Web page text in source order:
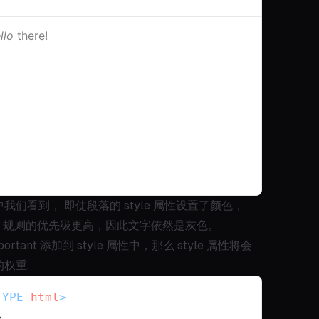
我们看到， 即使段落的 style 属性设置了颜色，
则的优先级更高，因此文字依然是灰色。
添加到 style 属性中，那么 style 属性将会
重.
html >